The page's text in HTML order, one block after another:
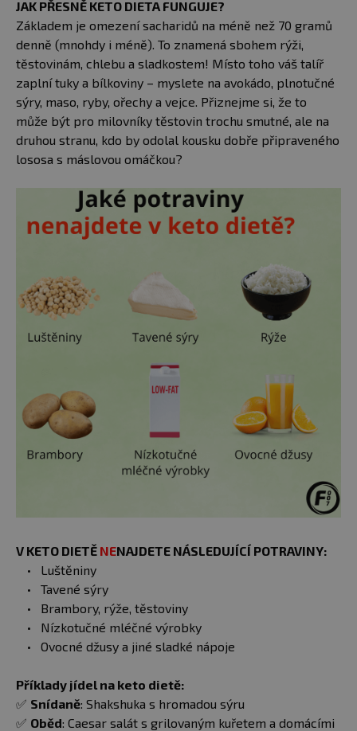
JAK PŘESNĚ KETO DIETA FUNGUJE?
Základem je omezení sacharidů na méně než 70 gramů
denně (mnohdy i méně). To znamená sbohem rýži,
těstovinám, chlebu a sladkostem! Místo toho váš talíř
zaplní tuky a bílkoviny – myslete na avokádo, plnotučné
sýry, maso, ryby, ořechy a vejce. Přiznejme si, že to
může být pro milovníky těstovin trochu smutné, ale na
druhou stranu, kdo by odolal kousku dobře připraveného
lososa s máslovou omáčkou?
V KETO DIETĚ NENAJDETE NÁSLEDUJÍCÍ POTRAVINY:
Luštěniny
Tavené sýry
Brambory, rýže, těstoviny
Nízkotučné mléčné výrobky
Ovocné džusy a jiné sladké nápoje
Příklady jídel na keto dietě:
✅ Snídaně: Shakshuka s hromadou sýru
✅ Oběd: Caesar salát s grilovaným kuřetem a domácími